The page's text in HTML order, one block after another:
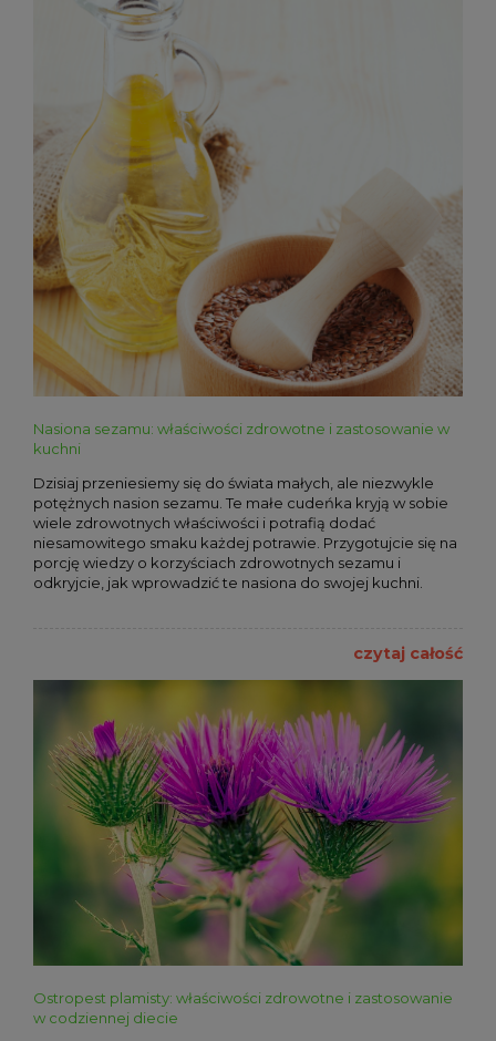
Nasiona sezamu: właściwości zdrowotne i zastosowanie w
kuchni
Dzisiaj przeniesiemy się do świata małych, ale niezwykle
potężnych nasion sezamu. Te małe cudeńka kryją w sobie
wiele zdrowotnych właściwości i potrafią dodać
niesamowitego smaku każdej potrawie. Przygotujcie się na
porcję wiedzy o korzyściach zdrowotnych sezamu i
odkryjcie, jak wprowadzić te nasiona do swojej kuchni.
czytaj całość
Ostropest plamisty: właściwości zdrowotne i zastosowanie
w codziennej diecie